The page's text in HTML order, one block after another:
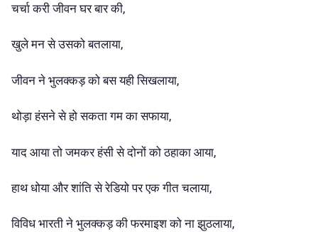
चर्चा करी जीवन घर बार की,
खुले मन से उसको बतलाया,
जीवन ने भुलक्कड़ को बस यही सिखलाया,
थोड़ा हंसने से हो सकता गम का सफाया,
याद आया तो जमकर हंसी से दोनों को ठहाका आया,
हाथ धोया और शांति से रेडियो पर एक गीत चलाया,
विविध भारती ने भुलक्कड़ की फरमाइश को ना झुठलाया,